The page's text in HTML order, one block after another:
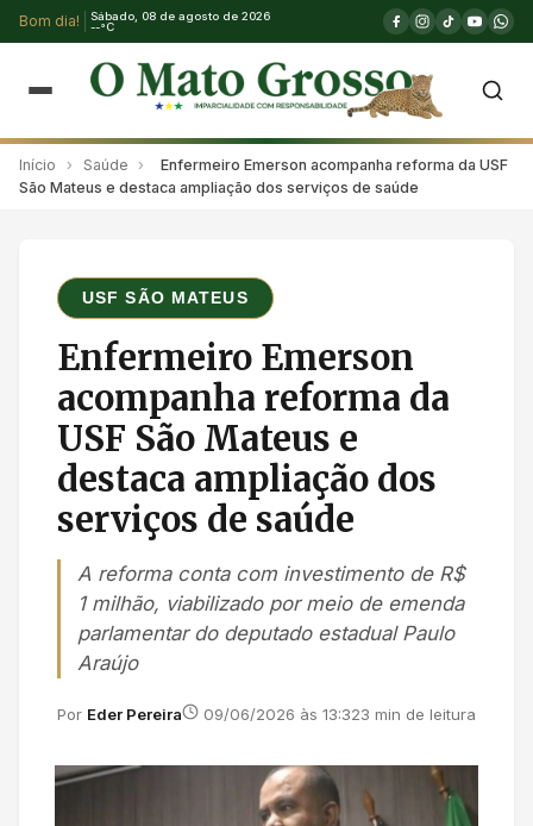
Bom dia!
Sábado, 08 de agosto de 2026
--°C
Início › Saúde ›
Enfermeiro Emerson acompanha reforma da USF
São Mateus e destaca ampliação dos serviços de saúde
USF SÃO MATEUS
Enfermeiro Emerson
acompanha reforma da
USF São Mateus e
destaca ampliação dos
serviços de saúde
A reforma conta com investimento de R$
1 milhão, viabilizado por meio de emenda
parlamentar do deputado estadual Paulo
Araújo
Por Eder Pereira 09/06/2026 às 13:323 min de leitura